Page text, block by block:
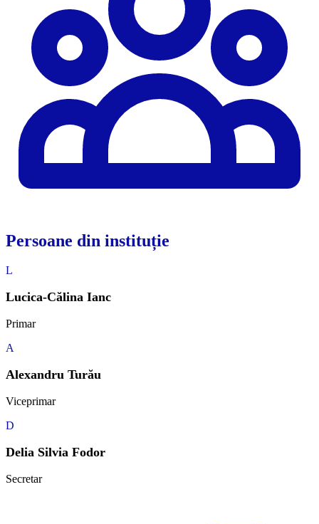
Persoane din instituție
L
Lucica-Călina Ianc
Primar
A
Alexandru Turău
Viceprimar
D
Delia Silvia Fodor
Secretar